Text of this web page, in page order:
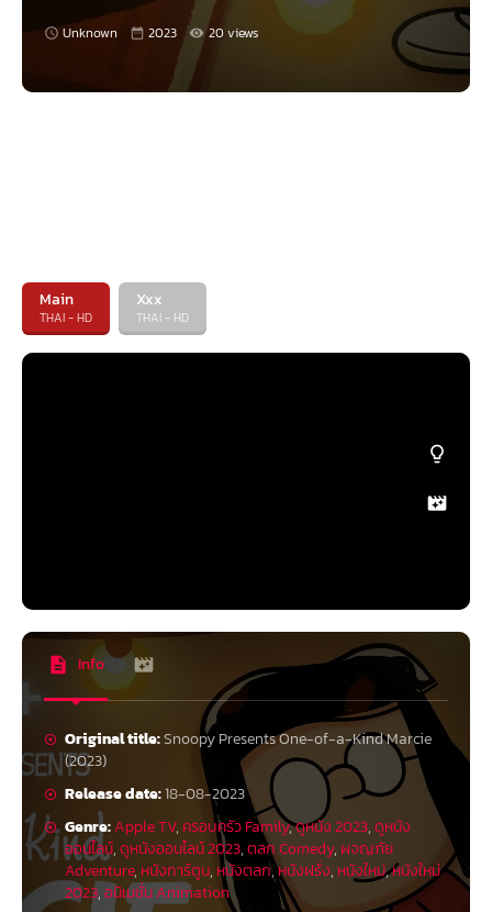
Unknown 2023 20 views
Main
THAI - HD
Xxx
THAI - HD
Info
Original title:Snoopy Presents One-of-a-Kind Marcie
(2023)
Release date:18-08-2023
Genre:Apple TV, ครอบครัว Family,ดูหนัง 2023,ดูหนัง
ออนไลน์,ดูหนังออนไลน์ 2023,ตลก Comedy, ผจญภัย
Adventure, หนังการ์ตูน, หนังตลก,หนังฝรั่ง, หนังใหม่,หนังใหม่
2023,อนิเมชั่น Animation